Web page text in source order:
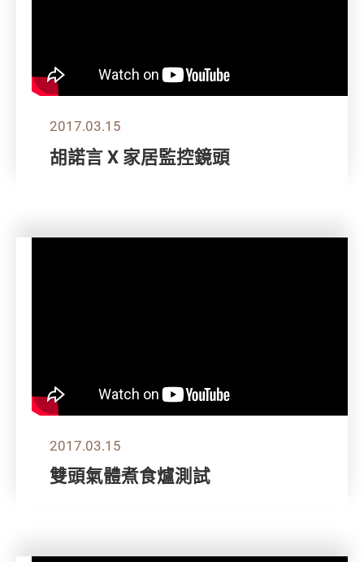
2017.03.15
胡諾言 X 家居監控鏡頭
2017.03.15
雙頭氣體煮食爐測試